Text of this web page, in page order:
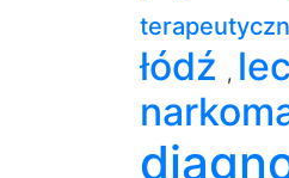
łódź ,